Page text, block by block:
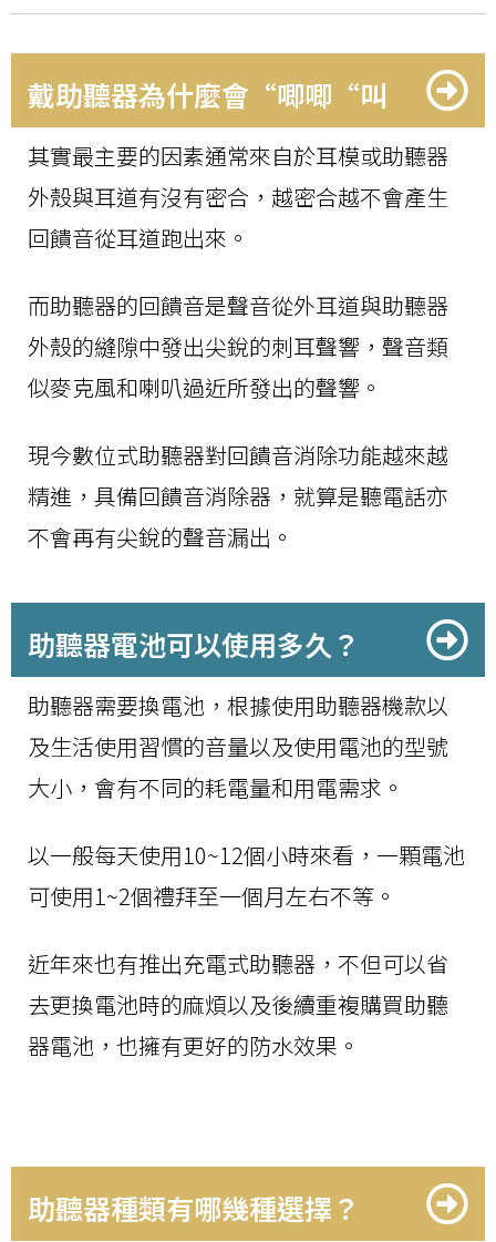
戴助聽器為什麼會“唧唧“叫
其實最主要的因素通常來自於耳模或助聽器
外殼與耳道有沒有密合，越密合越不會產生
回饋音從耳道跑出來。
而助聽器的回饋音是聲音從外耳道與助聽器
外殼的縫隙中發出尖銳的刺耳聲響，聲音類
似麥克風和喇叭過近所發出的聲響。
現今數位式助聽器對回饋音消除功能越來越
精進，具備回饋音消除器，就算是聽電話亦
不會再有尖銳的聲音漏出。
助聽器電池可以使用多久？
助聽器需要換電池，根據使用助聽器機款以
及生活使用習慣的音量以及使用電池的型號
大小，會有不同的耗電量和用電需求。
以一般每天使用10~12個小時來看，一顆電池
可使用1~2個禮拜至一個月左右不等。
近年來也有推出充電式助聽器，不但可以省
去更換電池時的麻煩以及後續重複購買助聽
器電池，也擁有更好的防水效果。
助聽器種類有哪幾種選擇？